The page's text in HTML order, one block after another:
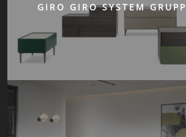
GIRO GIRO SYSTEM